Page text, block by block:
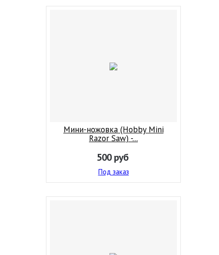
Мини-ножовка (Hobby Mini
Razor Saw) -...
500 руб
Под заказ